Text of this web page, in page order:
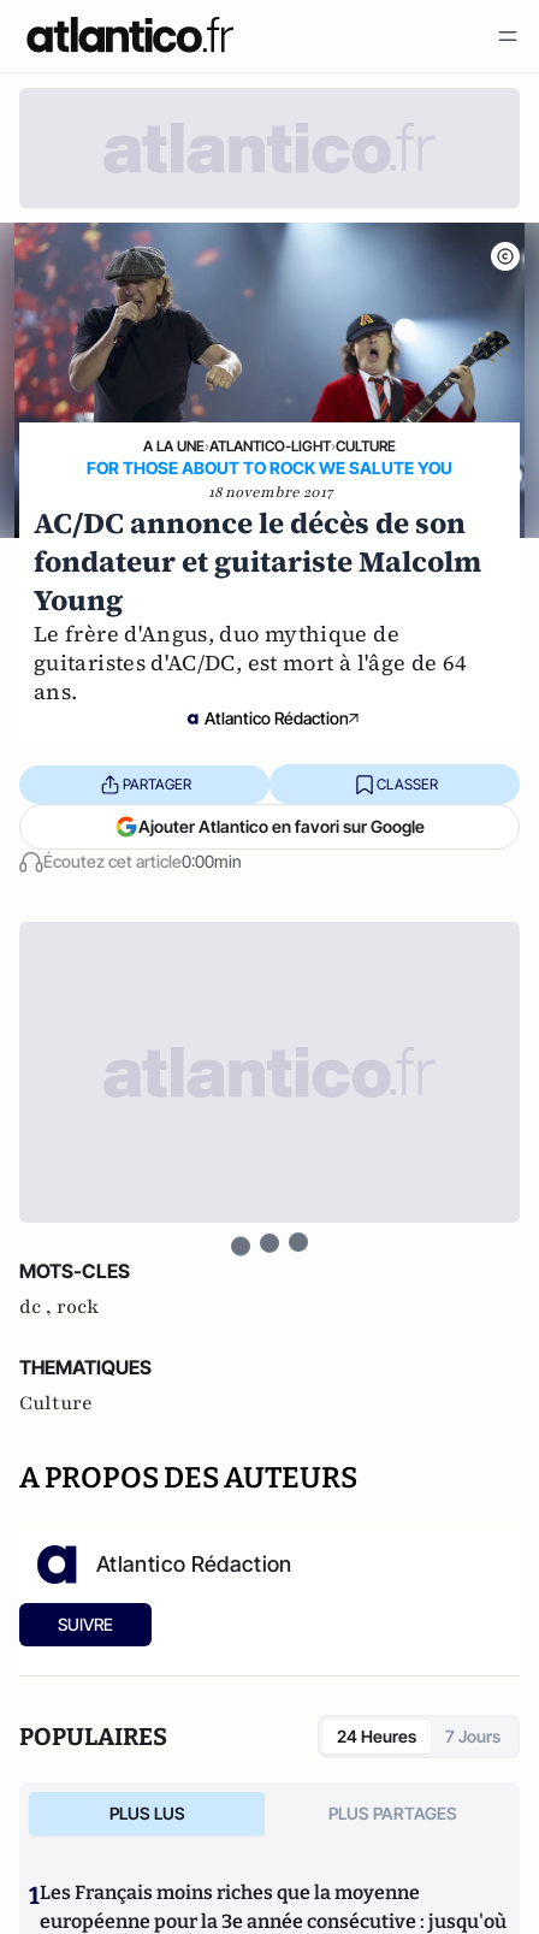
A LA UNE›ATLANTICO-LIGHT›CULTURE
FOR THOSE ABOUT TO ROCK WE SALUTE YOU
18 novembre 2017
AC/DC annonce le décès de son
fondateur et guitariste Malcolm
Young
Le frère d'Angus, duo mythique de
guitaristes d'AC/DC, est mort à l'âge de 64
ans.
Atlantico Rédaction
Écoutez cet article0:00min
PARTAGER CLASSER
Ajouter Atlantico en favori sur Google
MOTS-CLES
dc , rock
THEMATIQUES
Culture
A PROPOS DES AUTEURS
Atlantico Rédaction
SUIVRE
POPULAIRES 24 Heures 7 Jours
PLUS LUS PLUS PARTAGES
1Les Français moins riches que la moyenne
européenne pour la 3e année consécutive : jusqu'où